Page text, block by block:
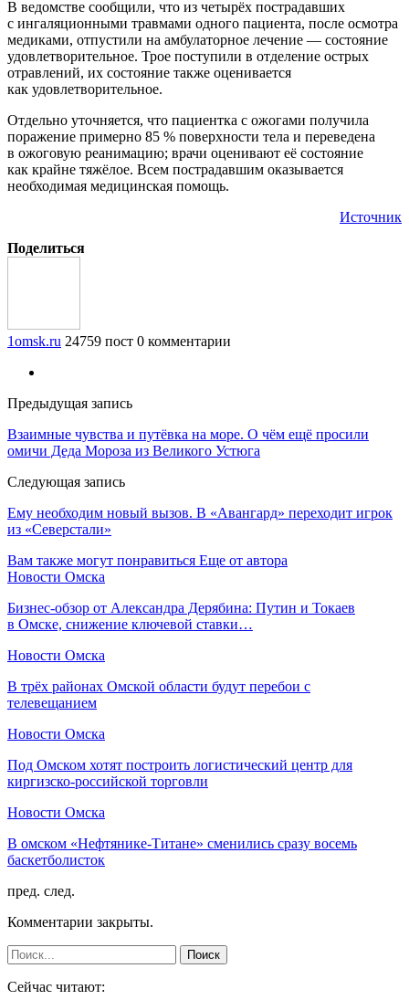
В ведомстве сообщили, что из четырёх пострадавших
с ингаляционными травмами одного пациента, после осмотра
медиками, отпустили на амбулаторное лечение — состояние
удовлетворительное. Трое поступили в отделение острых
отравлений, их состояние также оценивается
как удовлетворительное.
Отдельно уточняется, что пациентка с ожогами получила
поражение примерно 85 % поверхности тела и переведена
в ожоговую реанимацию; врачи оценивают её состояние
как крайне тяжёлое. Всем пострадавшим оказывается
необходимая медицинская помощь.
Источник
Поделиться
1omsk.ru 24759 пост 0 комментарии
Предыдущая запись
Взаимные чувства и путёвка на море. О чём ещё просили
омичи Деда Мороза из Великого Устюга
Следующая запись
Ему необходим новый вызов. В «Авангард» переходит игрок
из «Северстали»
Вам также могут понравиться Еще от автора
Новости Омска
Бизнес-обзор от Александра Дерябина: Путин и Токаев
в Омске, снижение ключевой ставки…
Новости Омска
В трёх районах Омской области будут перебои с
телевещанием
Новости Омска
Под Омском хотят построить логистический центр для
киргизско-российской торговли
Новости Омска
В омском «Нефтянике-Титане» сменились сразу восемь
баскетболисток
пред. след.
Комментарии закрыты.
Сейчас читают: